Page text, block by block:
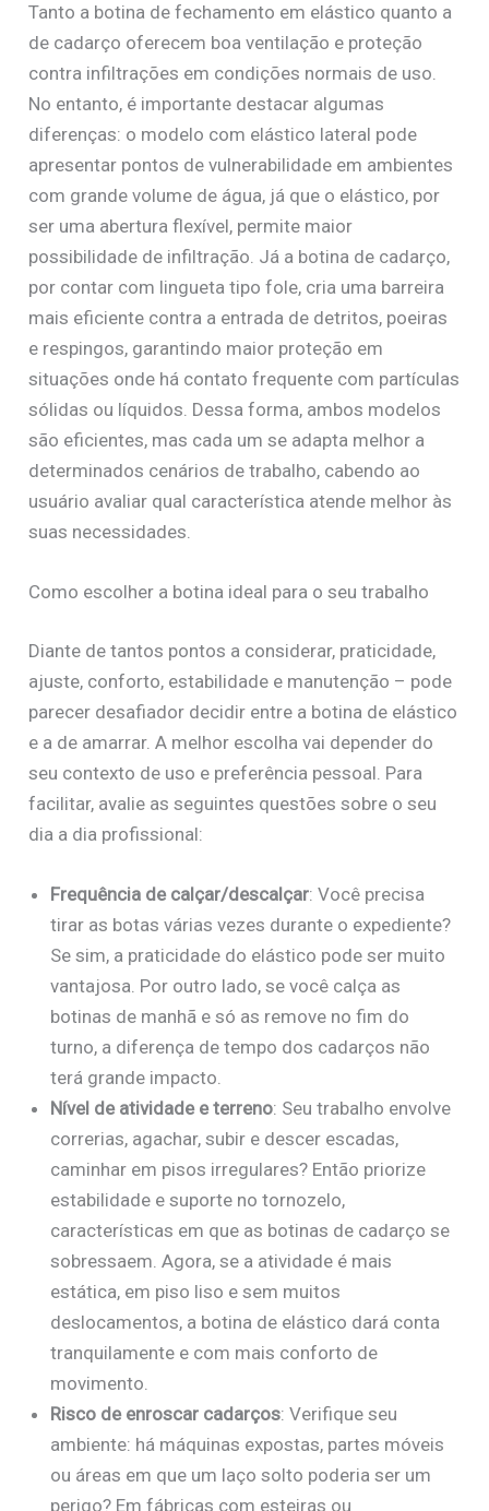
Tanto a botina de fechamento em elástico quanto a
de cadarço oferecem boa ventilação e proteção
contra infiltrações em condições normais de uso.
No entanto, é importante destacar algumas
diferenças: o modelo com elástico lateral pode
apresentar pontos de vulnerabilidade em ambientes
com grande volume de água, já que o elástico, por
ser uma abertura flexível, permite maior
possibilidade de infiltração. Já a botina de cadarço,
por contar com lingueta tipo fole, cria uma barreira
mais eficiente contra a entrada de detritos, poeiras
e respingos, garantindo maior proteção em
situações onde há contato frequente com partículas
sólidas ou líquidos. Dessa forma, ambos modelos
são eficientes, mas cada um se adapta melhor a
determinados cenários de trabalho, cabendo ao
usuário avaliar qual característica atende melhor às
suas necessidades.
Como escolher a botina ideal para o seu trabalho
Diante de tantos pontos a considerar, praticidade,
ajuste, conforto, estabilidade e manutenção – pode
parecer desafiador decidir entre a botina de elástico
e a de amarrar. A melhor escolha vai depender do
seu contexto de uso e preferência pessoal. Para
facilitar, avalie as seguintes questões sobre o seu
dia a dia profissional:
Frequência de calçar/descalçar: Você precisa
tirar as botas várias vezes durante o expediente?
Se sim, a praticidade do elástico pode ser muito
vantajosa. Por outro lado, se você calça as
botinas de manhã e só as remove no fim do
turno, a diferença de tempo dos cadarços não
terá grande impacto.
Nível de atividade e terreno: Seu trabalho envolve
correrias, agachar, subir e descer escadas,
caminhar em pisos irregulares? Então priorize
estabilidade e suporte no tornozelo,
características em que as botinas de cadarço se
sobressaem. Agora, se a atividade é mais
estática, em piso liso e sem muitos
deslocamentos, a botina de elástico dará conta
tranquilamente e com mais conforto de
movimento.
Risco de enroscar cadarços: Verifique seu
ambiente: há máquinas expostas, partes móveis
ou áreas em que um laço solto poderia ser um
perigo? Em fábricas com esteiras ou